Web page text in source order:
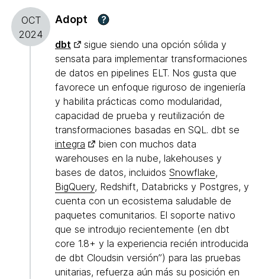
OCT
2024
Adopt ?
dbt
sigue siendo una opción sólida y
sensata para implementar transformaciones
de datos en pipelines ELT. Nos gusta que
favorece un enfoque riguroso de ingeniería
y habilita prácticas como modularidad,
capacidad de prueba y reutilización de
transformaciones basadas en SQL. dbt se
integra
bien con muchos data
warehouses en la nube, lakehouses y
bases de datos, incluidos Snowflake,
BigQuery, Redshift, Databricks y Postgres, y
cuenta con un ecosistema saludable de
paquetes comunitarios. El soporte nativo
que se introdujo recientemente (en dbt
core 1.8+ y la experiencia recién introducida
de dbt Cloudsin versión”) para las pruebas
unitarias, refuerza aún más su posición en